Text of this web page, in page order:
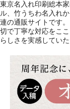
東京名入れ印刷総本
ル、竹うちわ名入れ
連の通販サイトです
切で丁寧な対応をこ
らしさを実感してい